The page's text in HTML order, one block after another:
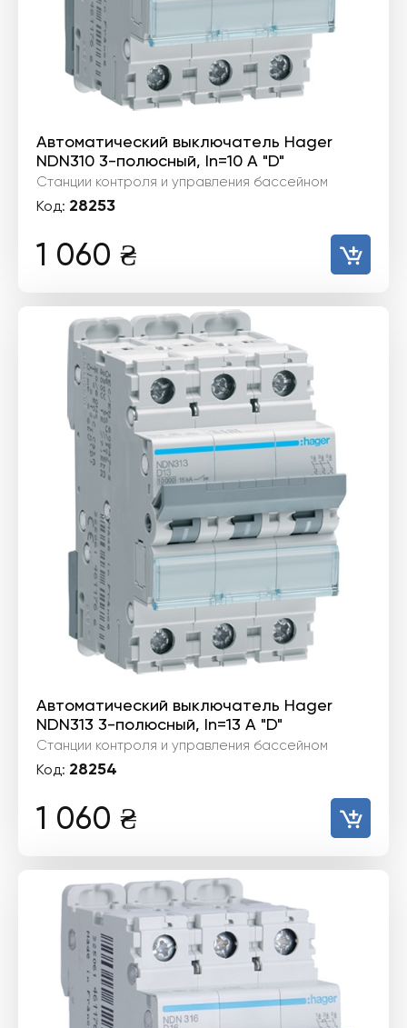
Автоматический выключатель Hager
NDN310 3-полюсный, In=10 А "D"
Станции контроля и управления бассейном
Код: 28253
1 060 ₴
Автоматический выключатель Hager
NDN313 3-полюсный, In=13 А "D"
Станции контроля и управления бассейном
Код: 28254
1 060 ₴